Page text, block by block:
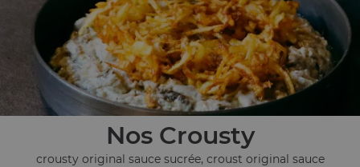
Nos Crousty
crousty original sauce sucrée, croust original sauce